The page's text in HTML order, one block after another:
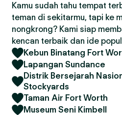
Kamu sudah tahu tempat
teman di sekitarmu, tapi ke
nongkrong? Kami siap
kencan terbaik dan ide
Kebun Binatang Fort
Lapangan Sundance
Distrik Bersejarah
Stockyards
Taman Air Fort Worth
Museum Seni Kimbell